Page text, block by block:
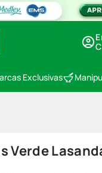
Exclusivas
Verde